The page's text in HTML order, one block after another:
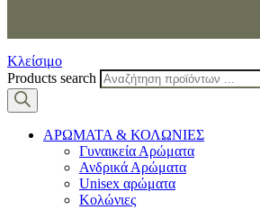
Κλείσιμο
Products search
ΑΡΩΜΑΤΑ & ΚΟΛΩΝΙΕΣ
Γυναικεία Αρώματα
Ανδρικά Αρώματα
Unisex αρώματα
Κολώνιες